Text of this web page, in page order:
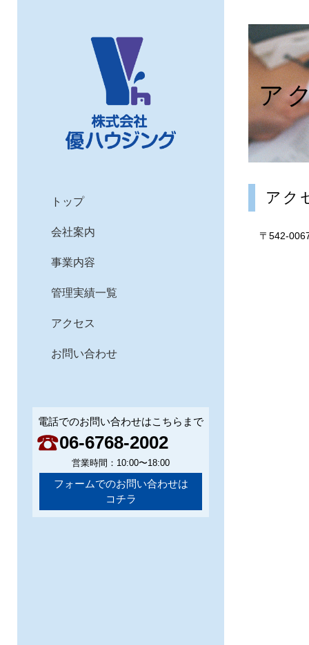
トップ
会社案内
事業内容
管理実績一覧
アクセス
お問い合わせ
電話でのお問い合わせはこちらまで
06-6768-2002
営業時間：10:00〜18:00
フォームでのお問い合わせは
コチラ
ア
アク
〒542-